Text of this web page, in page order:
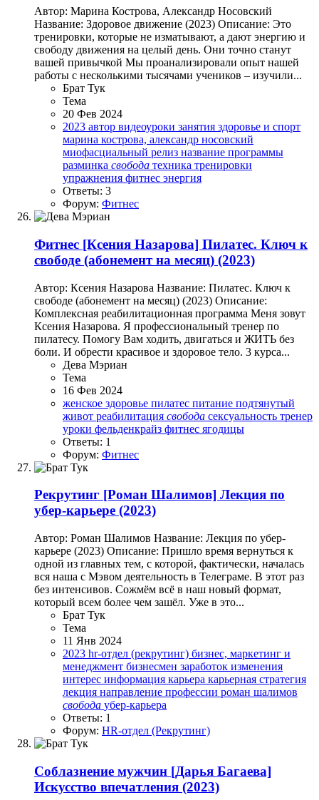
Автор: Марина Кострова, Александр Носовский
Название: Здоровое движение (2023) Описание: Это
тренировки, которые не изматывают, а дают энергию и
свободу движения на целый день. Они точно станут
вашей привычкой Мы проанализировали опыт нашей
работы с несколькими тысячами учеников – изучили...
Брат Тук
Тема
20 Фев 2024
2023 автор видеоуроки занятия здоровье и спорт
марина кострова, александр носовский
миофасциальный релиз название программы
разминка свобода техника тренировки
упражнения фитнес энергия
Ответы: 3
Форум: Фитнес
Фитнес [Ксения Назарова] Пилатес. Ключ к
свободе (абонемент на месяц) (2023)
Автор: Ксения Назарова Название: Пилатес. Ключ к
свободе (абонемент на месяц) (2023) Описание:
Комплексная реабилитационная программа Меня зовут
Ксения Назарова. Я профессиональный тренер по
пилатесу. Помогу Вам ходить, двигаться и ЖИТЬ без
боли. И обрести красивое и здоровое тело. 3 курса...
Дева Мэриан
Тема
16 Фев 2024
женское здоровье пилатес питание подтянутый
живот реабилитация свобода сексуальность тренер
уроки фельденкрайз фитнес ягодицы
Ответы: 1
Форум: Фитнес
Рекрутинг [Роман Шалимов] Лекция по
убер-карьере (2023)
Автор: Роман Шалимов Название: Лекция по убер-
карьере (2023) Описание: Пришло время вернуться к
одной из главных тем, с которой, фактически, началась
вся наша с Мэвом деятельность в Телеграме. В этот раз
без интенсивов. Сожмём всё в наш новый формат,
который всем более чем зашёл. Уже в это...
Брат Тук
Тема
11 Янв 2024
2023 hr-отдел (рекрутинг) бизнес, маркетинг и
менеджмент бизнесмен заработок изменения
интерес информация карьера карьерная стратегия
лекция направление профессии роман шалимов
свобода убер-карьера
Ответы: 1
Форум: HR-отдел (Рекрутинг)
Соблазнение мужчин [Дарья Багаева]
Искусство впечатления (2023)